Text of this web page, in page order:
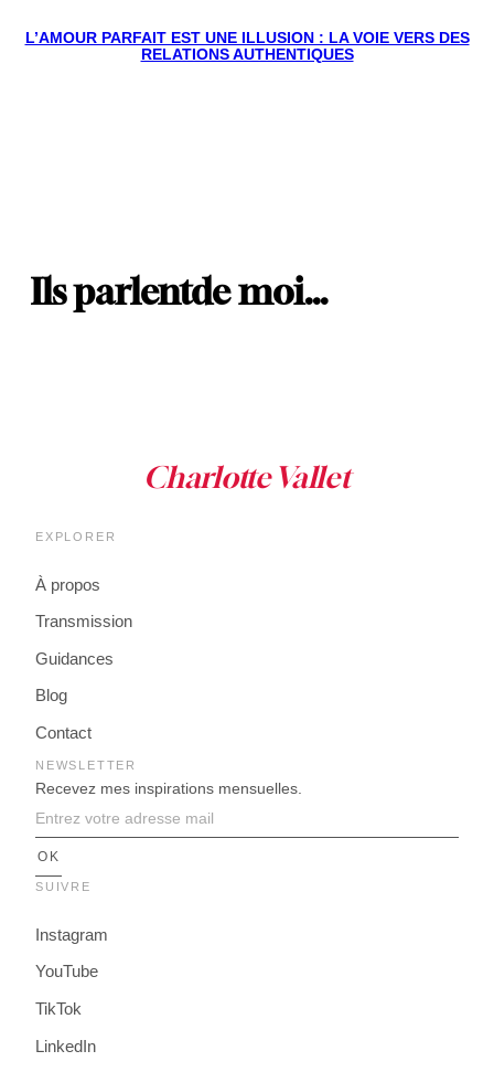
L’AMOUR PARFAIT EST UNE ILLUSION : LA VOIE VERS DES
RELATIONS AUTHENTIQUES
Ils parlentde moi…
EXPLORER
À propos
Transmission
Guidances
Blog
Contact
NEWSLETTER
Recevez mes inspirations mensuelles.
SUIVRE
Instagram
YouTube
TikTok
LinkedIn